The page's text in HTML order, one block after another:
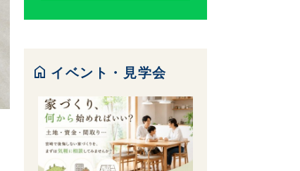
home イベント・見学会